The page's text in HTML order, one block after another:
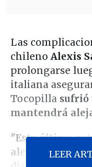
Las
chileno Alexis
prolongarse
italiana
Tocopilla sufrió
mantendrá
"Esta última
alentadora",
LEER